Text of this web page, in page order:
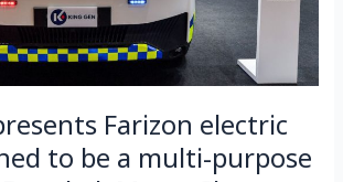
Farizon electric
to be a multi-purpose